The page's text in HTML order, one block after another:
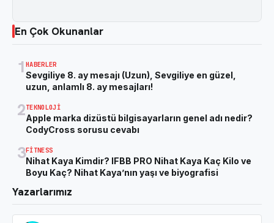
En Çok Okunanlar
1 HABERLER
Sevgiliye 8. ay mesajı (Uzun), Sevgiliye en güzel,
uzun, anlamlı 8. ay mesajları!
2TEKNOLOJI
Apple marka dizüstü bilgisayarların genel adı nedir?
CodyCross sorusu cevabı
3FITNESS
Nihat Kaya Kimdir? IFBB PRO Nihat Kaya Kaç Kilo ve
Boyu Kaç? Nihat Kaya’nın yaşı ve biyografisi
Yazarlarımız